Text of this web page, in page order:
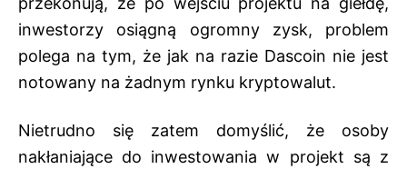
inwestorzy osiągną ogromny zysk, problem
polega na tym, że jak na razie Dascoin nie jest
notowany na żadnym rynku kryptowalut.
Nietrudno się zatem domyślić, że osoby
nakłaniające do inwestowania w projekt są z